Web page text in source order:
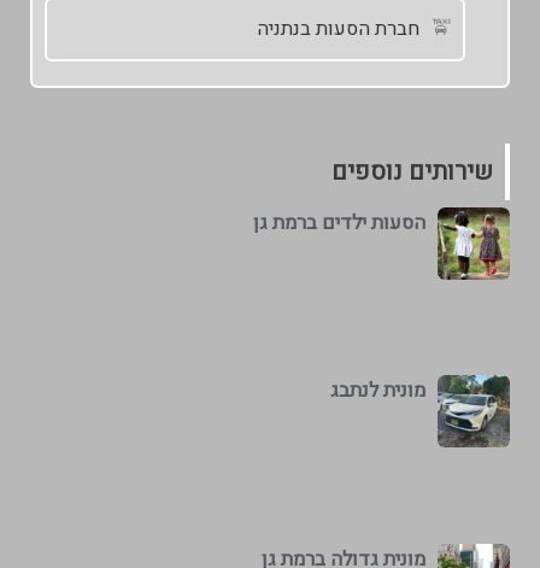
חברת הסעות בנתניה
שירותים נוספים
הסעות ילדים ברמת גן
מונית לנתבג
מונית גדולה ברמת גן